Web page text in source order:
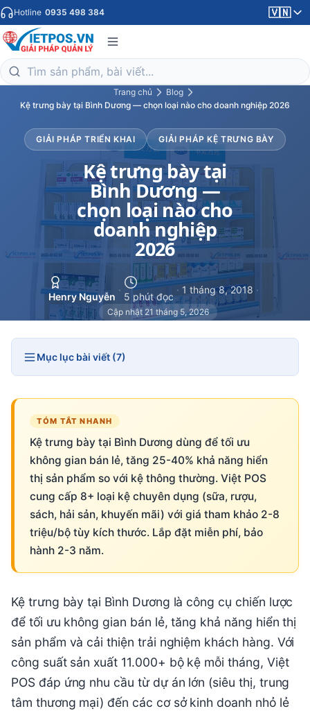
Hotline 0935 498 384 🇻🇳
Trang chủ
Blog
Kệ trưng bày tại Bình Dương — chọn loại nào cho doanh nghiệp 2026
GIẢI PHÁP TRIỂN KHAI GIẢI PHÁP KỆ TRƯNG BÀY
Kệ trưng bày tại
Bình Dương —
chọn loại nào cho
doanh nghiệp
2026
Henry Nguyễn
·
5 phút đọc
· 1 tháng 8, 2018 ·
Cập nhật 21 tháng 5, 2026
Mục lục bài viết (7)
TÓM TẮT NHANH
Kệ trưng bày tại Bình Dương dùng để tối ưu
không gian bán lẻ, tăng 25-40% khả năng hiển
thị sản phẩm so với kệ thông thường. Việt POS
cung cấp 8+ loại kệ chuyên dụng (sữa, rượu,
sách, hải sản, khuyến mãi) với giá tham khảo 2-8
triệu/bộ tùy kích thước. Lắp đặt miễn phí, bảo
hành 2-3 năm.
Kệ trưng bày tại Bình Dương là công cụ chiến lược
để tối ưu không gian bán lẻ, tăng khả năng hiển thị
sản phẩm và cải thiện trải nghiệm khách hàng. Với
công suất sản xuất 11.000+ bộ kệ mỗi tháng, Việt
POS đáp ứng nhu cầu từ dự án lớn (siêu thị, trung
tâm thương mại) đến các cơ sở kinh doanh nhỏ lẻ